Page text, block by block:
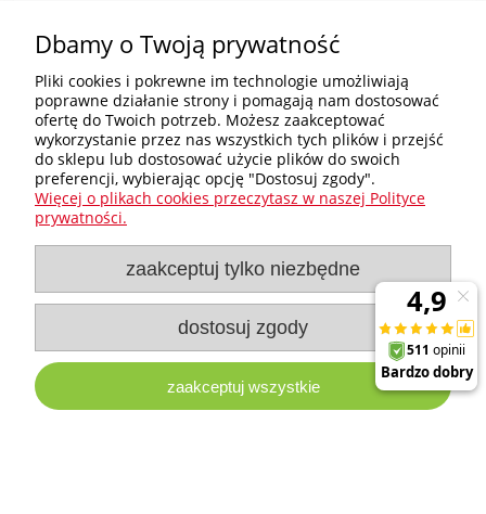
Zakupy
Pomoc
Nagłówek
Informacje
e-milw.pl- Platforma Dystrybucyjna Narzędzi i Akcesoriów
Milwaukee
Dbamy o Twoją prywatność
Pliki cookies i pokrewne im technologie umożliwiają
poprawne działanie strony i pomagają nam dostosować
ofertę do Twoich potrzeb. Możesz zaakceptować
wykorzystanie przez nas wszystkich tych plików i przejść
do sklepu lub dostosować użycie plików do swoich
preferencji, wybierając opcję "Dostosuj zgody".
Więcej o plikach cookies przeczytasz w naszej Polityce
prywatności.
zaakceptuj tylko niezbędne
dostosuj zgody
zaakceptuj wszystkie